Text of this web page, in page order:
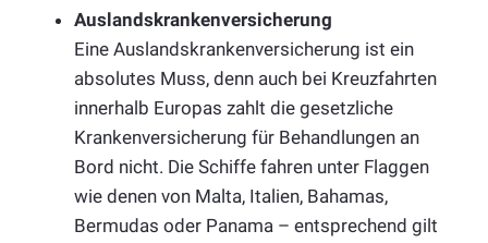
Auslandskrankenversicherung
Eine Auslandskrankenversicherung ist ein
absolutes Muss, denn auch bei Kreuzfahrten
innerhalb Europas zahlt die gesetzliche
Krankenversicherung für Behandlungen an
Bord nicht. Die Schiffe fahren unter Flaggen
wie denen von Malta, Italien, Bahamas,
Bermudas oder Panama – entsprechend gilt